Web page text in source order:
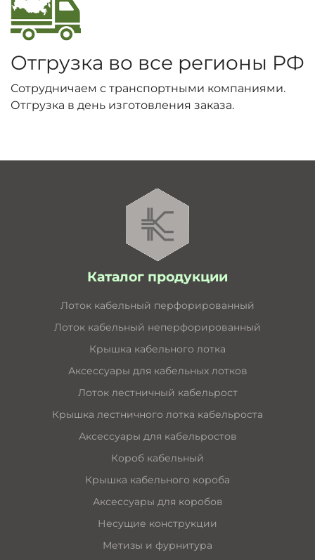
Отгрузка во все регионы РФ
Сотрудничаем с транспортными компаниями.
Отгрузка в день изготовления заказа.
Каталог продукции
Лоток кабельный перфорированный
Лоток кабельный неперфорированный
Крышка кабельного лотка
Аксессуары для кабельных лотков
Лоток лестничный кабельрост
Крышка лестничного лотка кабельроста
Аксессуары для кабельростов
Короб кабельный
Крышка кабельного короба
Аксессуары для коробов
Несущие конструкции
Метизы и фурнитура